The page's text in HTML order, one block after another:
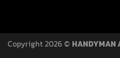
Copyright 2026 © HANDYMAN